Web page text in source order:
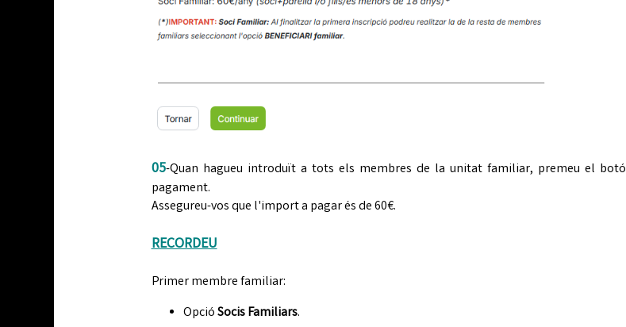
05-Quan hagueu introduït a tots els membres de la unitat familiar, premeu el botó
pagament.
Assegureu-vos que l'import a pagar és de 60€.
RECORDEU
Primer membre familiar:
OpcióSocis Familiars.